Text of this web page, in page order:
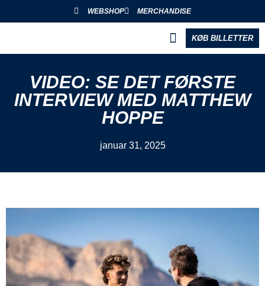
WEBSHOP MERCHANDISE
KØB BILLETTER
VIDEO: SE DET FØRSTE
INTERVIEW MED MATTHEW
HOPPE
januar 31, 2025